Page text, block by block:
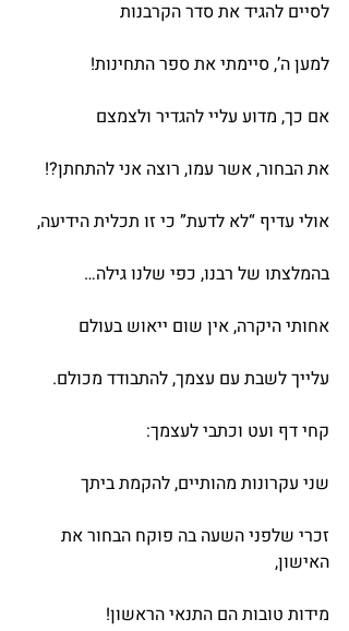
לסיים להגיד את סדר הקרבנות
למען ה’, סיימתי את ספר התחינות!
אם כך, מדוע עליי להגדיר ולצמצם
את הבחור, אשר עמו, רוצה אני להתחתן?!
אולי עדיף “לא לדעת” כי זו תכלית הידיעה,
בהמלצתו של רבנו, כפי שלנו גילה…
אחותי היקרה, אין שום ייאוש בעולם
עלייך לשבת עם עצמך, להתבודד מכולם.
קחי דף ועט וכתבי לעצמך:
שני עקרונות מהותיים, להקמת ביתך
זכרי שלפני השעה בה פוקח הבחור את
האישון,
מידות טובות הם התנאי הראשון!